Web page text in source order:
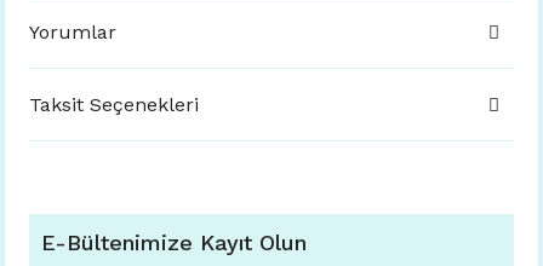
Yorumlar
Taksit Seçenekleri
E-Bültenimize Kayıt Olun